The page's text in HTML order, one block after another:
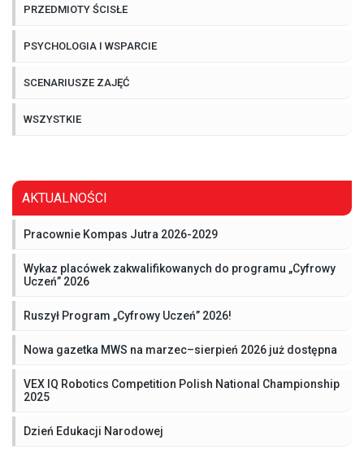
PRZEDMIOTY ŚCISŁE
PSYCHOLOGIA I WSPARCIE
SCENARIUSZE ZAJĘĆ
WSZYSTKIE
AKTUALNOŚCI
Pracownie Kompas Jutra 2026-2029
Wykaz placówek zakwalifikowanych do programu „Cyfrowy
Uczeń” 2026
Ruszył Program „Cyfrowy Uczeń” 2026!
Nowa gazetka MWS na marzec–sierpień 2026 już dostępna
VEX IQ Robotics Competition Polish National Championship
2025
Dzień Edukacji Narodowej